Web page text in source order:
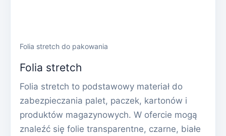
Folia stretch do pakowania
Folia stretch
Folia stretch to podstawowy materiał do
zabezpieczania palet, paczek, kartonów i
produktów magazynowych. W ofercie mogą
znaleźć się folie transparentne, czarne, białe